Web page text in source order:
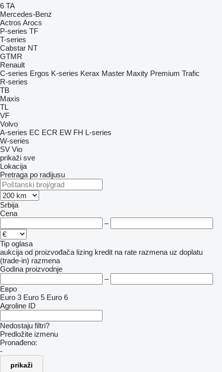
6 TA
Mercedes-Benz
Actros Arocs
P-series TF
T-series
Cabstar NT
GTMR
Renault
C-series Ergos K-series Kerax Master Maxity Premium Trafic
R-series
TB
Maxis
TL
VF
Volvo
A-series EC ECR EW FH L-series
W-series
SV Vio
prikaži sve
Lokacija
Pretraga po radijusu
Srbija
Cena
–
Tip oglasa
aukcija od proizvođača lizing kredit na rate razmena uz doplatu
(trade-in) razmena
Godina proizvodnje
–
Евро
Euro 3 Euro 5 Euro 6
Agroline ID
Nedostaju filtri?
Predložite izmenu
Pronađeno:
-
prikaži